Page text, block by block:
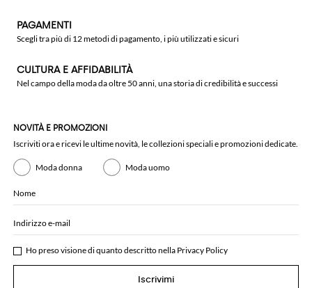
PAGAMENTI
Scegli tra più di 12 metodi di pagamento, i più utilizzati e sicuri
CULTURA E AFFIDABILITÀ
Nel campo della moda da oltre 50 anni, una storia di credibilità e successi
NOVITÀ E PROMOZIONI
Iscriviti ora e ricevi le ultime novità, le collezioni speciali e promozioni dedicate.
Moda donna Moda uomo
Nome
Indirizzo e-mail
Ho preso visione di quanto descritto nella Privacy Policy
Iscrivimi